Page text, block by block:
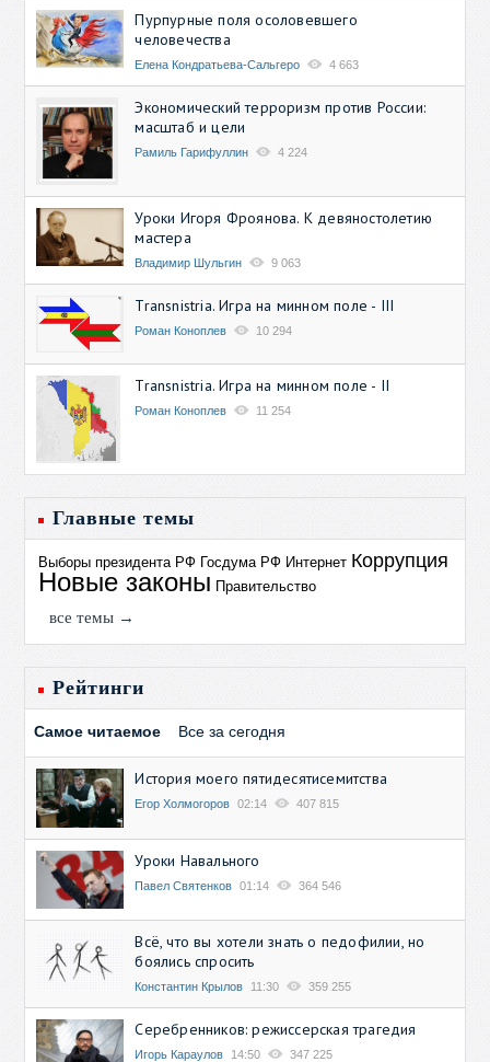
Пурпурные поля осоловевшего
человечества
Елена Кондратьева-Сальгеро 4 663
Экономический терроризм против России:
масштаб и цели
Рамиль Гарифуллин 4 224
Уроки Игоря Фроянова. К девяностолетию
мастера
Владимир Шульгин 9 063
Transnistria. Игра на минном поле - III
Роман Коноплев 10 294
Transnistria. Игра на минном поле - II
Роман Коноплев 11 254
Главные темы
Выборы президента РФ Госдума РФ Интернет Коррупция
Новые законы Правительство
все темы →
Рейтинги
Самое читаемое Все за сегодня
История моего пятидесятисемитства
Егор Холмогоров 02:14 407 815
Уроки Навального
Павел Святенков 01:14 364 546
Всё, что вы хотели знать о педофилии, но
боялись спросить
Константин Крылов 11:30 359 255
Серебренников: режиссерская трагедия
Игорь Караулов 14:50 347 225